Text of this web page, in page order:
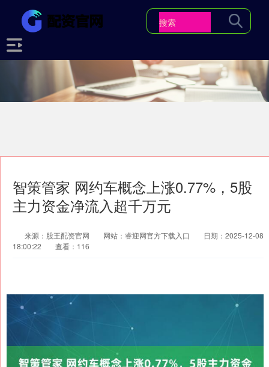
智策管家 网约车概念上涨0.77%，5股
主力资金净流入超千万元
来源：股王配资官网 网站：睿迎网官方下载入口
日期：2025-12-08
18:00:22
查看：116